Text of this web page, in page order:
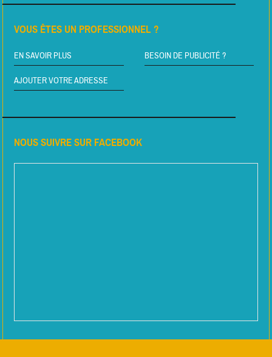
VOUS ÊTES UN PROFESSIONNEL ?
EN SAVOIR PLUS BESOIN DE PUBLICITÉ ?
AJOUTER VOTRE ADRESSE
NOUS SUIVRE SUR FACEBOOK